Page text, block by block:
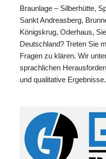
Braunlage – Silberhütte,
Sankt Andreasberg,
Königskrug, Oderhaus,
Deutschland? Treten Sie
Fragen zu klären. Wir
sprachlichen
und qualitative Ergebnisse.